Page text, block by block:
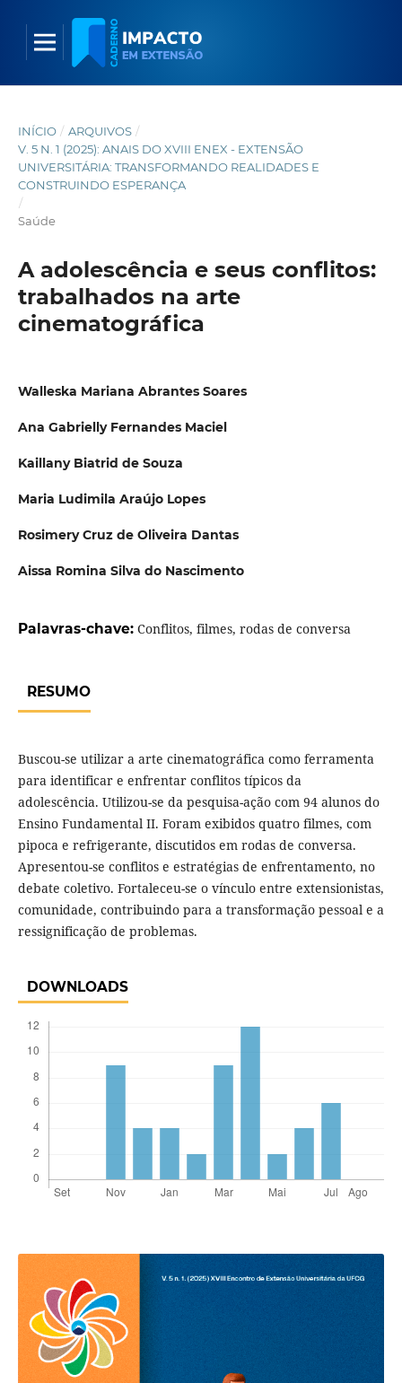
INÍCIO / ARQUIVOS /
V. 5 N. 1 (2025): ANAIS DO XVIII ENEX - EXTENSÃO
UNIVERSITÁRIA: TRANSFORMANDO REALIDADES E
CONSTRUINDO ESPERANÇA
/
Saúde
A adolescência e seus conflitos:
trabalhados na arte
cinematográfica
Walleska Mariana Abrantes Soares
Ana Gabrielly Fernandes Maciel
Kaillany Biatrid de Souza
Maria Ludimila Araújo Lopes
Rosimery Cruz de Oliveira Dantas
Aissa Romina Silva do Nascimento
Palavras-chave: Conflitos, filmes, rodas de conversa
RESUMO
Buscou-se utilizar a arte cinematográfica como ferramenta
para identificar e enfrentar conflitos típicos da
adolescência. Utilizou-se da pesquisa-ação com 94 alunos do
Ensino Fundamental II. Foram exibidos quatro filmes, com
pipoca e refrigerante, discutidos em rodas de conversa.
Apresentou-se conflitos e estratégias de enfrentamento, no
debate coletivo. Fortaleceu-se o vínculo entre extensionistas,
comunidade, contribuindo para a transformação pessoal e a
ressignificação de problemas.
DOWNLOADS